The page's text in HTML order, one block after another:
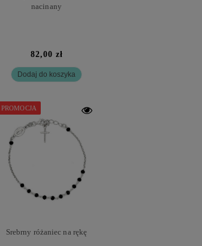
nacinany
82,00 zł
Dodaj do koszyka
Srebrny różaniec na rękę
PROMOCJA